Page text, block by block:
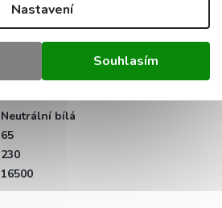
Nastavení
Souhlasím
2 roky
5905155313355
Neutrální bílá
65
230
16500